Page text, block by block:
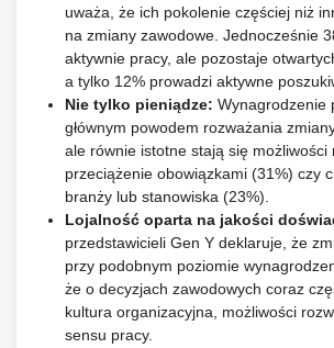
uważa, że ich pokolenie częściej niż
na zmiany zawodowe. Jednocześnie
aktywnie pracy, ale pozostaje
a tylko 12% prowadzi aktywne
Nie tylko pieniądze: Wynagrodzenie
głównym powodem rozważania
ale równie istotne stają się możliwości
przeciążenie obowiązkami (31%) czy
branży lub stanowiska (23%).
Lojalność oparta na jakości
przedstawicieli Gen Y deklaruje, że
przy podobnym poziomie
że o decyzjach zawodowych coraz
kultura organizacyjna, możliwości
sensu pracy.